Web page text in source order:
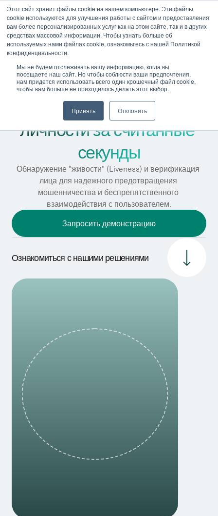
Этот сайт хранит файлы cookie на вашем компьютере. Эти файлы
cookie используются для улучшения работы с сайтом и предоставления
вам более персонализированных услуг как на этом сайте, так и в других
средствах массовой информации. Чтобы узнать больше об
используемых нами файлах cookie, ознакомьтесь с нашей Политикой
конфиденциальности.
Мы не будем отслеживать вашу информацию, когда вы
посещаете наш сайт. Но чтобы соблюсти ваши предпочтения,
нам придется использовать всего один крошечный файл cookie,
чтобы вам больше не приходилось делать этот выбор.
Принять Отклонить
Обнаружьте дипфейки и
мошенничество с
идентификацией
личности за считанные
секунды
Обнаружение "живости" (Liveness) и верификация
лица для надежного предотвращения
мошенничества и беспрепятственного
взаимодействия с пользователем.
Запросить демонстрацию
Ознакомиться с нашими решениями